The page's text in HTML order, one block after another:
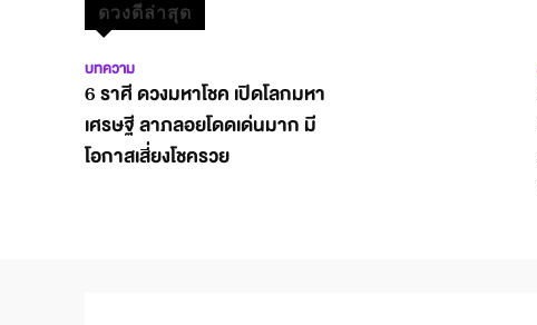
ดวงดีล่าสุด
บทความ
6 ราศี ดวงมหาโชค เปิดโลกมหา
เศรษฐี ลาภลอยโดดเด่นมาก มี
โอกาสเสี่ยงโชครวย